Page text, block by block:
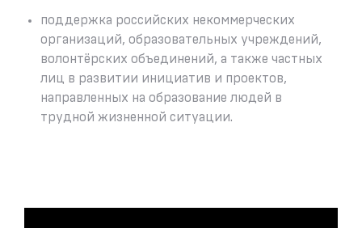
поддержка российских некоммерческих
организаций, образовательных учреждений,
волонтёрских объединений, а также частных
лиц в развитии инициатив и проектов,
направленных на образование людей в
трудной жизненной ситуации.